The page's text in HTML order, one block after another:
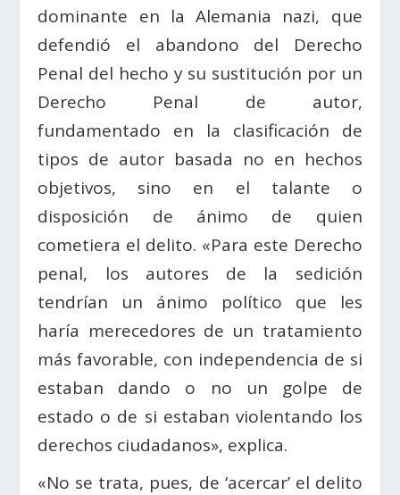
dominante en la Alemania nazi, que
defendió el abandono del Derecho
Penal del hecho y su sustitución por un
Derecho Penal de autor,
fundamentado en la clasificación de
tipos de autor basada no en hechos
objetivos, sino en el talante o
disposición de ánimo de quien
cometiera el delito. «Para este Derecho
penal, los autores de la sedición
tendrían un ánimo político que les
haría merecedores de un tratamiento
más favorable, con independencia de si
estaban dando o no un golpe de
estado o de si estaban violentando los
derechos ciudadanos», explica.
«No se trata, pues, de ‘acercar’ el delito